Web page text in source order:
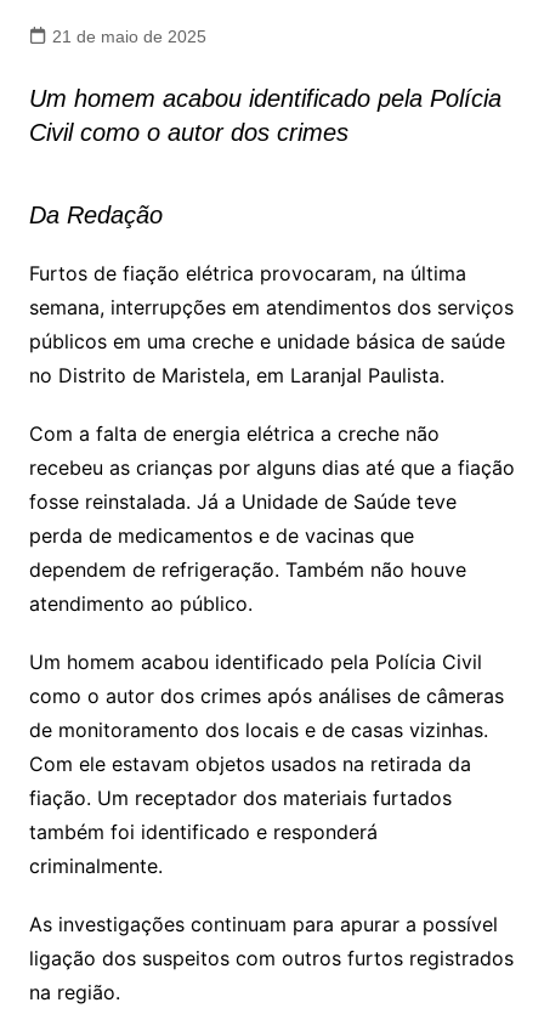
21 de maio de 2025
Um homem acabou identificado pela Polícia
Civil como o autor dos crimes
Da Redação
Furtos de fiação elétrica provocaram, na última
semana, interrupções em atendimentos dos serviços
públicos em uma creche e unidade básica de saúde
no Distrito de Maristela, em Laranjal Paulista.
Com a falta de energia elétrica a creche não
recebeu as crianças por alguns dias até que a fiação
fosse reinstalada. Já a Unidade de Saúde teve
perda de medicamentos e de vacinas que
dependem de refrigeração. Também não houve
atendimento ao público.
Um homem acabou identificado pela Polícia Civil
como o autor dos crimes após análises de câmeras
de monitoramento dos locais e de casas vizinhas.
Com ele estavam objetos usados na retirada da
fiação. Um receptador dos materiais furtados
também foi identificado e responderá
criminalmente.
As investigações continuam para apurar a possível
ligação dos suspeitos com outros furtos registrados
na região.